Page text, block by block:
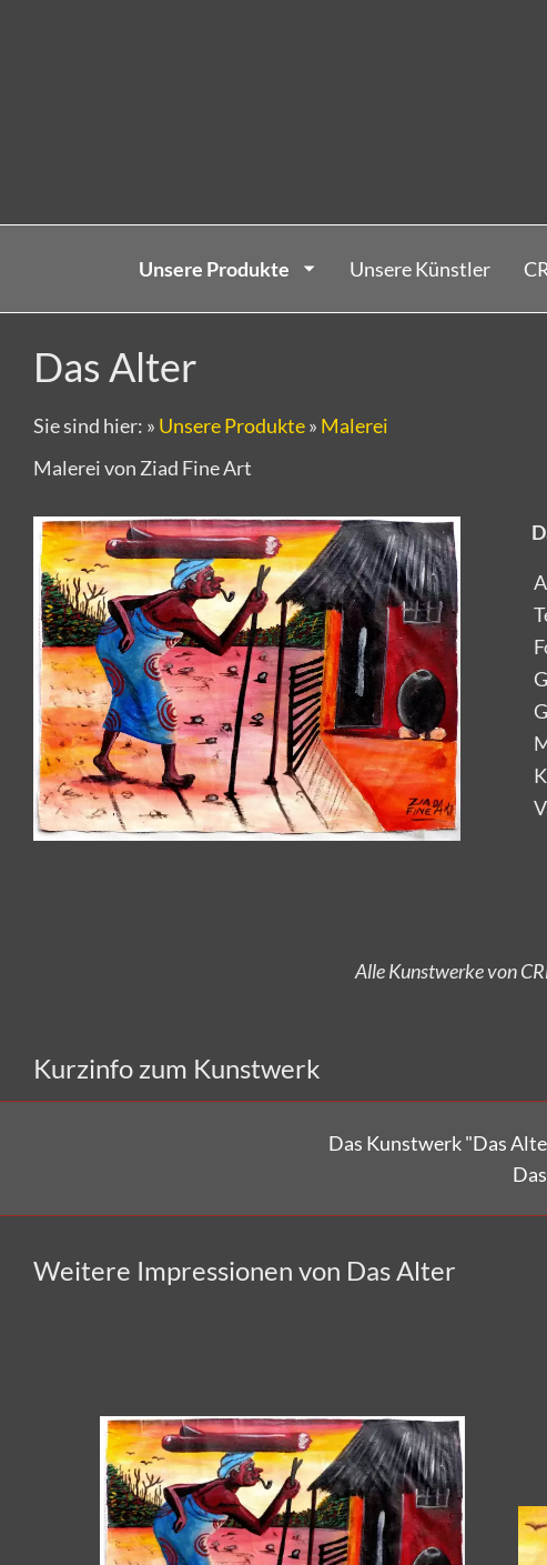
Unsere Produkte Unsere Künstler
Das Alter
Sie sind hier: » Unsere Produkte» Malerei
Malerei von Ziad Fine Art
Kurzinfo zum Kunstwerk
Das Kunstwerk "Das
Weitere Impressionen von Das Alter